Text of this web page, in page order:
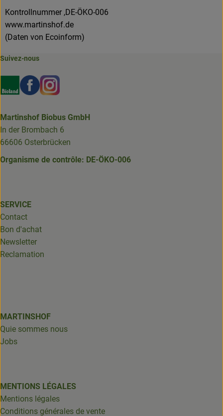
Kontrollnummer ,DE-ÖKO-006
www.martinshof.de
(Daten von Ecoinform)
Suivez-nous
Externer Link zu https://www.bioland.de/verbraucher
Externer Link zu https://www.facebook.com/
Externer Link zu https://www.instagram.com/
Martinshof Biobus GmbH
In der Brombach 6
66606 Osterbrücken
Organisme de contrôle: DE-ÖKO-006
SERVICE
Contact
Bon d'achat
Newsletter
Reclamation
MARTINSHOF
Quie sommes nous
Jobs
MENTIONS LÉGALES
Mentions légales
Conditions générales de vente